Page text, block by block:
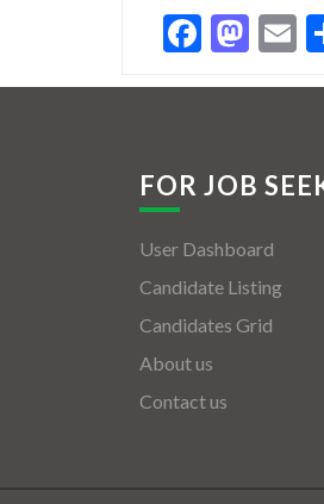
FOR JOB
User Dashboard
Candidate Listing
Candidates Grid
About us
Contact us